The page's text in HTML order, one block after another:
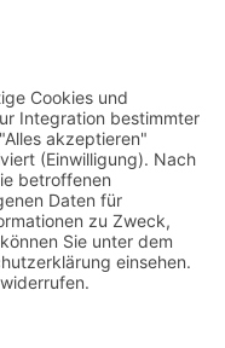
Spezialist sein,
der zuverlässigste
Ihr Vertrauen zu